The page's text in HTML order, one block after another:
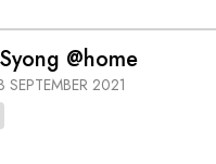
@home
SEPTEMBER 2021